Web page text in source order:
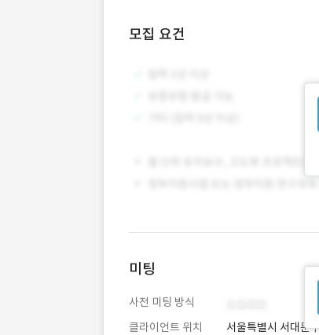
모집 요건
미팅
사전 미팅 방식
클라이언트 위치
서울특별시 서대문